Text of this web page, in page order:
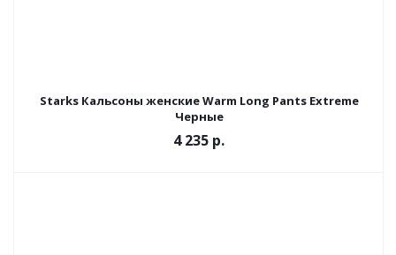
Starks Кальсоны женские Warm Long Pants Extreme
Черные
4 235 р.